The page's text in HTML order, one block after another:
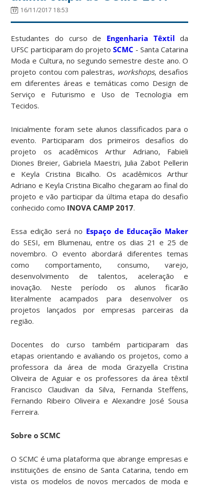
16/11/2017 18:53
Estudantes do curso de Engenharia Têxtilda
UFSC participaram do projeto SCMC - Santa Catarina
Moda e Cultura, no segundo semestre deste ano. O
projeto contou com palestras, workshops, desafios
em diferentes áreas e temáticas como Design de
Serviço e Futurismo e Uso de Tecnologia em
Tecidos.
Inicialmente foram sete alunos classificados para o
evento. Participaram dos primeiros desafios do
projeto os acadêmicos Arthur Adriano, Fabieli
Diones Breier, Gabriela Maestri, Julia Zabot Pellerin
e Keyla Cristina Bicalho. Os acadêmicos Arthur
Adriano e Keyla Cristina Bicalho chegaram ao final do
projeto e vão participar da última etapa do desafio
conhecido como INOVA CAMP 2017.
Essa edição será no Espaço de Educação Maker
do SESI, em Blumenau, entre os dias 21 e 25 de
novembro. O evento abordará diferentes temas
como comportamento, consumo, varejo,
desenvolvimento de talentos, aceleração e
inovação. Neste período os alunos ficarão
literalmente acampados para desenvolver os
projetos lançados por empresas parceiras da
região.
Docentes do curso também participaram das
etapas orientando e avaliando os projetos, como a
professora da área de moda Grazyella Cristina
Oliveira de Aguiar e os professores da área têxtil
Francisco Claudivan da Silva, Fernanda Steffens,
Fernando Ribeiro Oliveira e Alexandre José Sousa
Ferreira.
Sobre o SCMC
O SCMC é uma plataforma que abrange empresas e
instituições de ensino de Santa Catarina, tendo em
vista os modelos de novos mercados de moda e